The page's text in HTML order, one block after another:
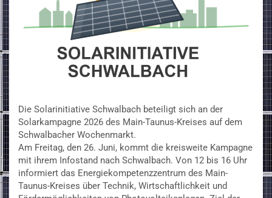
Die Solarinitiative Schwalbach beteiligt sich an der
Solarkampagne 2026 des Main-Taunus-Kreises auf dem
Schwalbacher Wochenmarkt.
Am Freitag, den 26. Juni, kommt die kreisweite Kampagne
mit ihrem Infostand nach Schwalbach. Von 12 bis 16 Uhr
informiert das Energiekompetenzzentrum des Main-
Taunus-Kreises über Technik, Wirtschaftlichkeit und